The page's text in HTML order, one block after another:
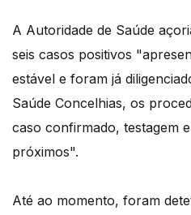
A Autoridade de Saúde
seis casos positivos
estável e foram já
Saúde Concelhias, os
caso confirmado, testagem
próximos".
Até ao momento, foram